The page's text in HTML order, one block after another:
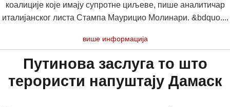
коалиције које имају супротне циљеве, пише аналитичар
италијанског листа Стампа Маурицио Молинари. &bdquo....
више информација
Путинова заслуга то што
терористи напуштају Дамаск